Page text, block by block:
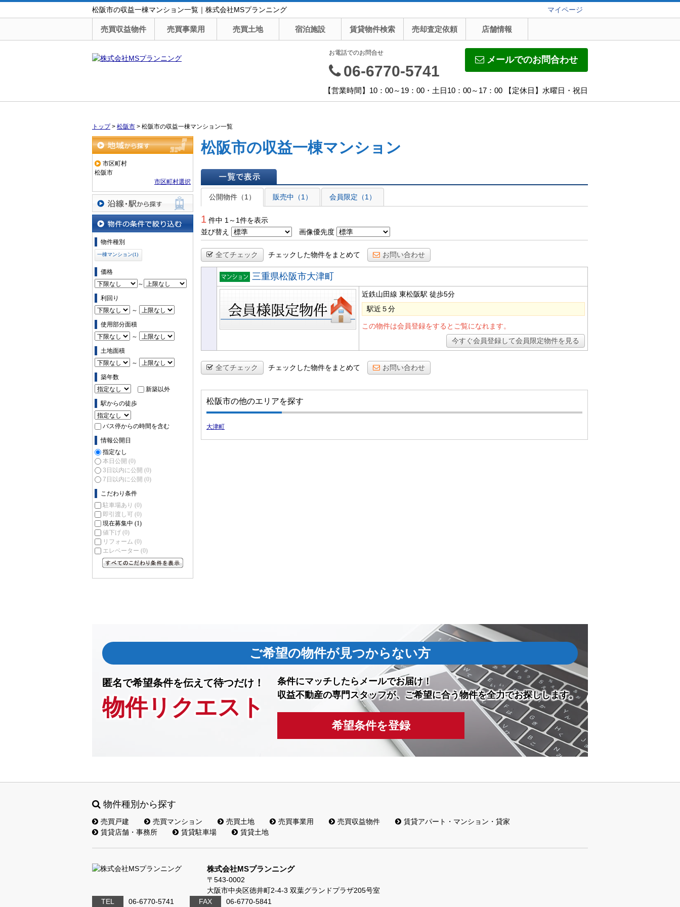
松阪市の収益一棟マンション一覧｜株式会社MSプランニング マイページ
売買収益物件 売買事業用 売買土地 宿泊施設 賃貸物件検索 売却査定依頼 店舗情報
メールでのお問合わせ
お電話でのお問合せ
06-6770-5741
【営業時間】10：00～19：00・土日10：00～17：00 【定休日】水曜日・祝日
トップ> 松阪市 > 松阪市の収益一棟マンション一覧
地域から探す
市区町村
松阪市
市区町村選択
沿線・駅から探す
物件の条件で絞り込む
物件種別
一棟マンション(1)
価格
～
利回り
～
使用部分面積
～
土地面積
～
築年数
新築以外
駅からの徒歩
バス停からの時間を含む
情報公開日
指定なし
本日公開 (0)
3日以内に公開 (0)
7日以内に公開 (0)
こだわり条件
駐車場あり (0)
即引渡し可 (0)
現在募集中 (1)
値下げ (0)
リフォーム (0)
エレベーター (0)
松阪市の収益一棟マンション
一覧で表示
公開物件（1）
販売中（1） 会員限定（1）
1 件中 1～1件を表示
並び替え
画像優先度
全てチェック チェックした物件をまとめて お問い合わせ
一棟マン
三重県松阪市大津町
近鉄山田線 東松阪駅 徒歩5分
駅近５分
この物件は会員登録をするとご覧になれます。
今すぐ会員登録して会員限定物件を見る
全てチェック チェックした物件をまとめて お問い合わせ
松阪市の他のエリアを探す
大津町
ご希望の物件が見つからない方
匿名で希望条件を伝えて待つだけ！
物件リクエスト
条件にマッチしたらメールでお届け！
収益不動産の専門スタッフが、ご希望に合う物件を全力でお探しします。
希望条件を登録
物件種別から探す
売買戸建 売買マンション 売買土地 売買事業用 売買収益物件
賃貸アパート・マンション・貸家
賃貸店舗・事務所
賃貸駐車場 賃貸土地
株式会社MSプランニング
〒543-0002
大阪市中央区徳井町2-4-3 双葉グランドプラザ205号室
TEL
06-6770-5741 FAX 06-6770-5841